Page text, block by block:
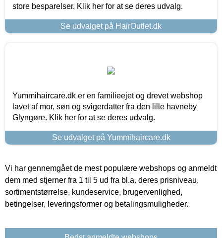
store besparelser. Klik her for at se deres udvalg.
Se udvalget på HairOutlet.dk
Yummihaircare.dk er en familieejet og drevet webshop
lavet af mor, søn og svigerdatter fra den lille havneby
Glyngøre. Klik her for at se deres udvalg.
Se udvalget på Yummihaircare.dk
Vi har gennemgået de mest populære webshops og anmeldt
dem med stjerner fra 1 til 5 ud fra bl.a. deres prisniveau,
sortimentstørrelse, kundeservice, brugervenlighed,
betingelser, leveringsformer og betalingsmuligheder.